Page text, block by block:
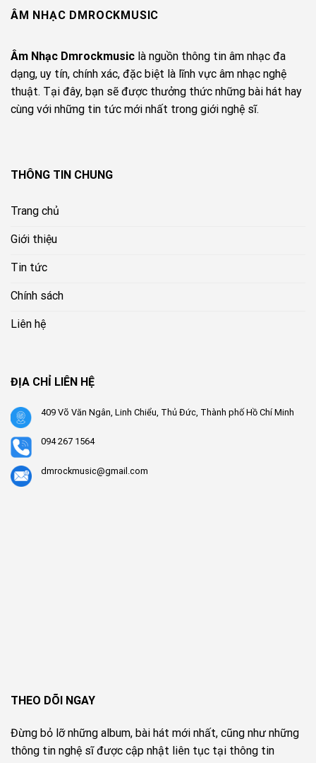
ÂM NHẠC DMROCKMUSIC
Âm Nhạc Dmrockmusic là nguồn thông tin âm nhạc đa
dạng, uy tín, chính xác, đặc biệt là lĩnh vực âm nhạc nghệ
thuật. Tại đây, bạn sẽ được thưởng thức những bài hát hay
cùng với những tin tức mới nhất trong giới nghệ sĩ.
THÔNG TIN CHUNG
Trang chủ
Giới thiệu
Tin tức
Chính sách
Liên hệ
ĐỊA CHỈ LIÊN HỆ
409 Võ Văn Ngân, Linh Chiểu, Thủ Đức, Thành phố Hồ Chí Minh
094 267 1564
dmrockmusic@gmail.com
THEO DÕI NGAY
Đừng bỏ lỡ những album, bài hát mới nhất, cũng như những
thông tin nghệ sĩ được cập nhật liên tục tại thông tin